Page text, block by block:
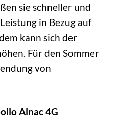
sie schneller und
in Bezug auf
kann sich der
Für den Sommer
von
Alnac 4G